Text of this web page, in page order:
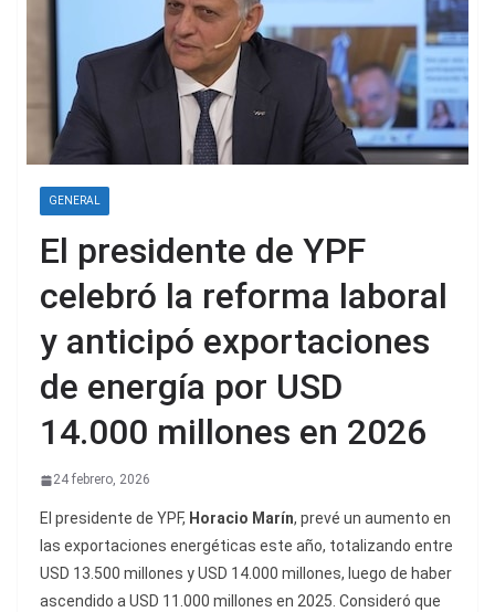
GENERAL
El presidente de YPF
celebró la reforma laboral
y anticipó exportaciones
de energía por USD
14.000 millones en 2026
24 febrero, 2026
El presidente de YPF, Horacio Marín, prevé un aumento en
las exportaciones energéticas este año, totalizando entre
USD 13.500 millones y USD 14.000 millones, luego de haber
ascendido a USD 11.000 millones en 2025. Consideró que